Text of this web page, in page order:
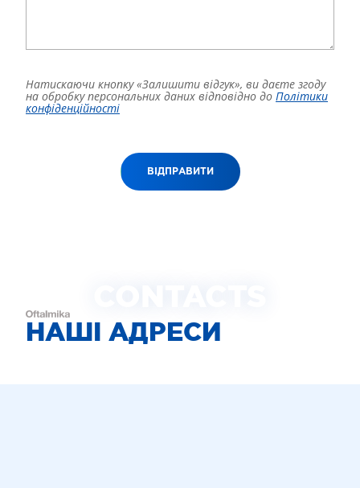
Натискаючи кнопку «Залишити відгук», ви даєте згоду
на обробку персональних даних відповідно до Політики
конфіденційності
ВІДПРАВИТИ
НАШІ АДРЕСИ